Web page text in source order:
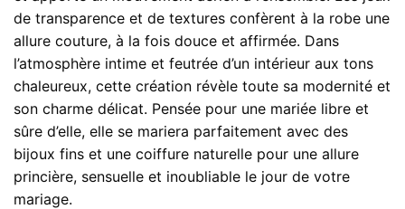
de transparence et de textures confèrent à la robe une
allure couture, à la fois douce et affirmée. Dans
l’atmosphère intime et feutrée d’un intérieur aux tons
chaleureux, cette création révèle toute sa modernité et
son charme délicat. Pensée pour une mariée libre et
sûre d’elle, elle se mariera parfaitement avec des
bijoux fins et une coiffure naturelle pour une allure
princière, sensuelle et inoubliable le jour de votre
mariage.